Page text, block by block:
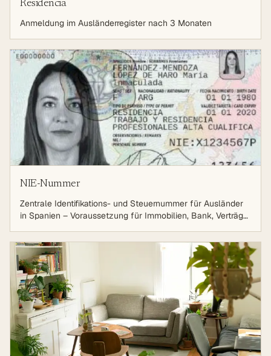
Residencia
Anmeldung im Ausländerregister nach 3 Monaten
NIE-Nummer
Zentrale Identifikations- und Steuernummer für Ausländer
in Spanien – Voraussetzung für Immobilien, Bank, Verträge